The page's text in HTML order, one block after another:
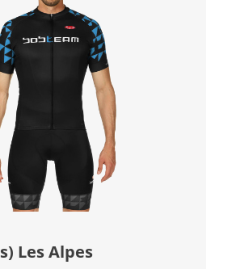
Set (2 pièces) Les Alpes